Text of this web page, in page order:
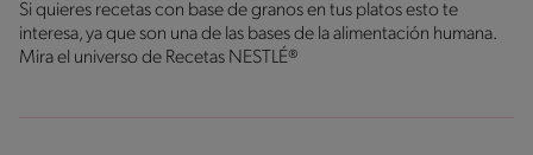
Si quieres recetas con base de granos en tus platos esto te
interesa, ya que son una de las bases de la alimentación humana.
Mira el universo de Recetas NESTLÉ®